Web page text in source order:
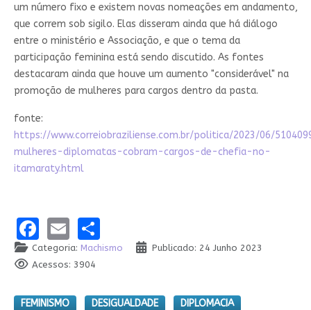
um número fixo e existem novas nomeações em andamento,
que correm sob sigilo. Elas disseram ainda que há diálogo
entre o ministério e Associação, e que o tema da
participação feminina está sendo discutido. As fontes
destacaram ainda que houve um aumento "considerável" na
promoção de mulheres para cargos dentro da pasta.
fonte:
https://www.correiobraziliense.com.br/politica/2023/06/
mulheres-diplomatas-cobram-cargos-de-chefia-no-
itamaraty.html
Facebook
EmailShare
Categoria: Machismo
Publicado: 24 Junho 2023
Acessos: 3904
FEMINISMO DESIGUALDADE DIPLOMACIA